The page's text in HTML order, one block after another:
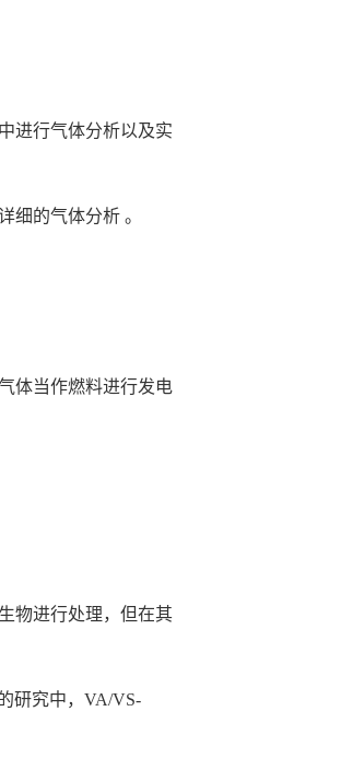
进行气体分析以及实
细的气体分析 。
体当作燃料进行发电
物进行处理，但在其
研究中，VA/VS-